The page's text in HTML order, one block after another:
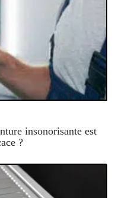
insonorisante est
?